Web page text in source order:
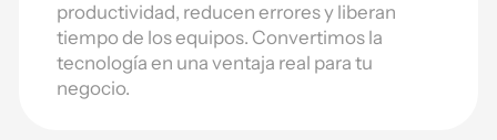
productividad, reducen errores y liberan
tiempo de los equipos. Convertimos la
tecnología en una ventaja real para tu
negocio.